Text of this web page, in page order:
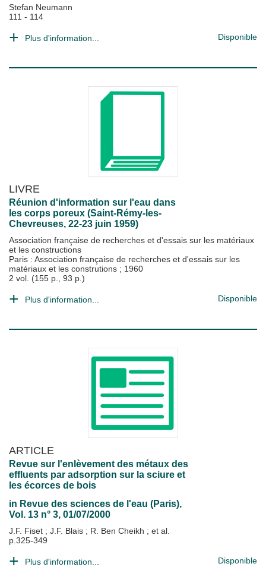
Stefan Neumann
111 - 114
Plus d'information... Disponible
LIVRE
Réunion d'information sur l'eau dans
les corps poreux (Saint-Rémy-les-
Chevreuses, 22-23 juin 1959)
Association française de recherches et d'essais sur les matériaux
et les constructions
Paris : Association française de recherches et d'essais sur les
matériaux et les construtions ; 1960
2 vol. (155 p., 93 p.)
Plus d'information... Disponible
ARTICLE
Revue sur l'enlèvement des métaux des
effluents par adsorption sur la sciure et
les écorces de bois
in Revue des sciences de l'eau (Paris),
Vol. 13 n° 3, 01/07/2000
J.F. Fiset ; J.F. Blais ; R. Ben Cheikh ; et al.
p.325-349
Plus d'information... Disponible